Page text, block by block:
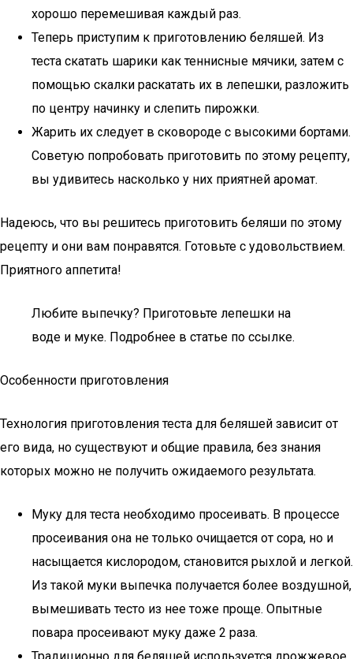
хорошо перемешивая каждый раз.
Теперь приступим к приготовлению беляшей. Из
теста скатать шарики как теннисные мячики, затем с
помощью скалки раскатать их в лепешки, разложить
по центру начинку и слепить пирожки.
Жарить их следует в сковороде с высокими бортами.
Советую попробовать приготовить по этому рецепту,
вы удивитесь насколько у них приятней аромат.
Надеюсь, что вы решитесь приготовить беляши по этому
рецепту и они вам понравятся. Готовьте с удовольствием.
Приятного аппетита!
Любите выпечку? Приготовьте лепешки на
воде и муке. Подробнее в статье по ссылке.
Особенности приготовления
Технология приготовления теста для беляшей зависит от
его вида, но существуют и общие правила, без знания
которых можно не получить ожидаемого результата.
Муку для теста необходимо просеивать. В процессе
просеивания она не только очищается от сора, но и
насыщается кислородом, становится рыхлой и легкой.
Из такой муки выпечка получается более воздушной,
вымешивать тесто из нее тоже проще. Опытные
повара просеивают муку даже 2 раза.